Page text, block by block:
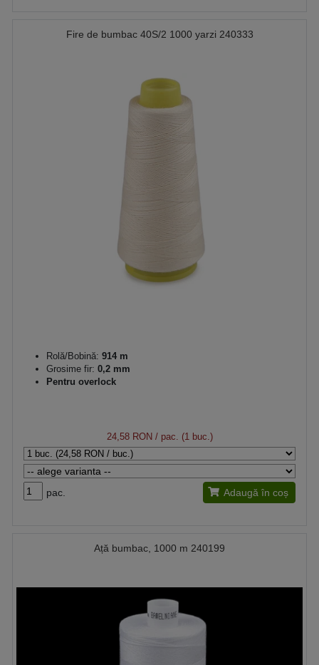
Fire de bumbac 40S/2 1000 yarzi 240333
Rolă/Bobină: 914 m
Grosime fir: 0,2 mm
Pentru overlock
24,58 RON/ pac. (1 buc.)
pac. Adaugă în coș
Ață bumbac, 1000 m 240199